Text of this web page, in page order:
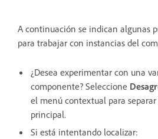
A continuación se indican algunas
para trabajar con instancias del
¿Desea experimentar con una
componente? Seleccione
el menú contextual para
principal.
Si está intentando localizar: